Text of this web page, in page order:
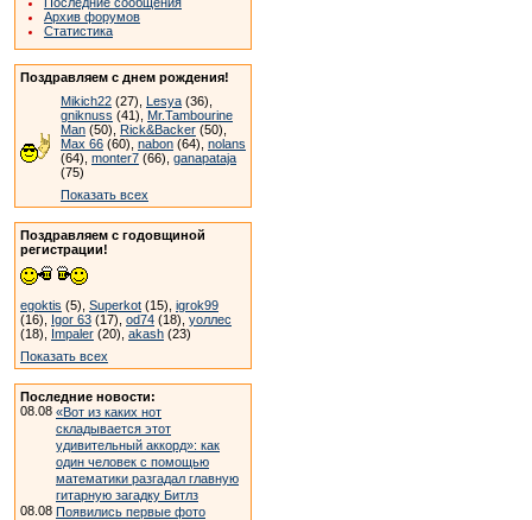
Архив форумов
Статистика
Поздравляем с днем рождения!
Mikich22 (27), Lesya (36),
gniknuss (41), Mr.Tambourine
Man (50), Rick&Backer (50),
Max 66 (60), nabon (64), nolans
(64), monter7 (66), ganapataja
(75)
Показать всех
Поздравляем с годовщиной
регистрации!
egoktis (5), Superkot (15), igrok99
(16), Igor 63 (17), od74 (18), уоллес
(18), Impaler (20), akash (23)
Показать всех
Последние новости:
08.08 «Вот из каких нот
складывается этот
удивительный аккорд»: как
один человек с помощью
математики разгадал главную
гитарную загадку Битлз
08.08 Появились первые фото